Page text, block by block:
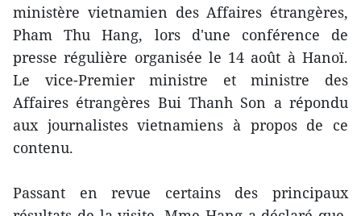
ministère vietnamien des Affaires étrangères,
Pham Thu Hang, lors d'une conférence de
presse régulière organisée le 14 août à Hanoï.
Le vice-Premier ministre et ministre des
Affaires étrangères Bui Thanh Son a répondu
aux journalistes vietnamiens à propos de ce
contenu.
Passant en revue certains des principaux